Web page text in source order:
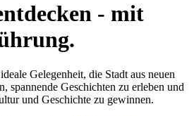
- mit
Gelegenheit, die Stadt aus neuen
spannende Geschichten zu erleben und
und Geschichte zu gewinnen.